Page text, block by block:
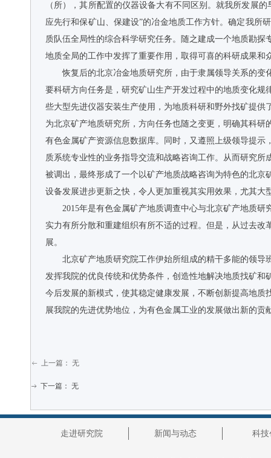
（所），其所配置的仪器设备大有不同区别。就我所发展
应先行和保矿山、保建设”的冶金地质工作方针。确定我所
质队伍全局性的综合科学研究任务。随之建成一个地质勘
地质全局的工作中发挥了重要作用，取得可喜的科研成果和
恢复后的北京冶金地质研究所，由于隶属领导关系的
要科研方向任务是，研究矿山生产开发过程中的地质变化
些大型先进仪器安装生产使用，为地质科研和野外找矿提
为北京矿产地质研究所，方向任务也随之变更，明确其科
有色金属矿产资源信息数据库。同时，又遵照上级领导提
质系统专业性的业务指导交流和战略咨询工作。从而研究
被调出，最终形成了一个以矿产地质战略咨询为特色的北
设备发展进步更新之快，令人更加重视其实用效果，尤其
2015年是有色金属矿产地质调查中心与北京矿产地质
实力有所分散和重建组织有所不适的过程。但是，从过去
展。
北京矿产地质研究院工作伊始所组成的精干多能的领
发挥我院的优良传统和优势条件，创造性地解决地质找矿
今后发展的新模式，使其稳定健康发展，不断创新提高地
展我院的先进优势地位，为有色金属工业的发展做出新的贡
ꂃ 上一篇： 无
ꁹ 下一篇： 无
走进研究院 新闻与动态 科技